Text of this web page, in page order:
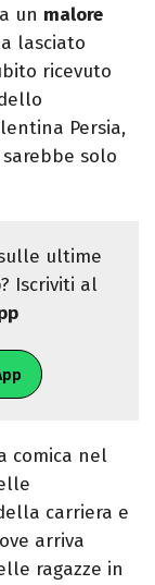
un malore
lasciato
ricevuto
Persia,
sarebbe solo
ultime
Iscriviti al
comica nel
carriera e
arriva
ragazze in